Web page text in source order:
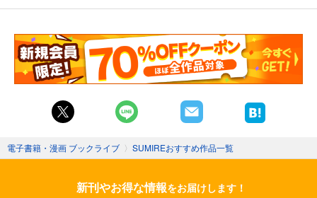
電子書籍・漫画 ブックライブ 〉 SUMIREおすすめ作品一覧
新刊やお得な情報をお届けします！